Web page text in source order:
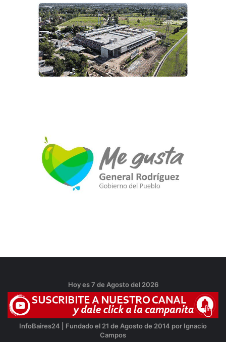
Hoy es 7 de Agosto del 2026
InfoBaires24 | Fundado el 21 de Agosto de 2014 por Ignacio
Campos